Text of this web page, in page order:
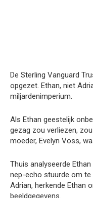
De Sterling Vanguard
opgezet. Ethan, niet
miljardenimperium.
Als Ethan geestelijk
gezag zou verliezen,
moeder, Evelyn Voss,
Thuis analyseerde
nep-echo stuurde om te
Adrian, herkende Ethan
beeldgegevens.